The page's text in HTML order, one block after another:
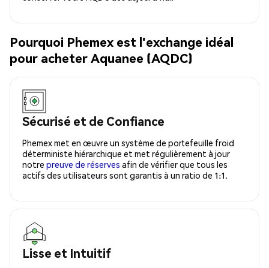
Pourquoi Phemex est l'exchange idéal
pour acheter Aquanee (AQDC)
Sécurisé et de Confiance
Phemex met en œuvre un système de portefeuille froid
déterministe hiérarchique et met régulièrement à jour
notre preuve de réserves afin de vérifier que tous les
actifs des utilisateurs sont garantis à un ratio de 1:1.
Lisse et Intuitif